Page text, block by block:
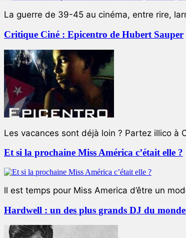
La guerre de 39-45 au cinéma, entre rire,
Critique Ciné : Epicentro de Hubert Sauper
Les vacances sont déjà loin ? Partez illico à
Et si la prochaine Miss América c’était elle ?
ll est temps pour Miss America d’être un
Hardwell : un des plus grands DJ du